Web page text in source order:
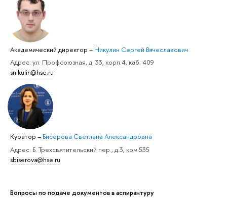
Академический директор – Никулин Сергей Вячеславович
Адрес: ул. Профсоюзная, д. 33, корп.4, каб. 409
snikulin@hse.ru
Куратор – Бисерова Светлана Александровна
Адрес: Б. Трехсвятительский пер., д.3, ком.535
sbiserova@hse.ru
Вопросы по подаче документов в аспирантуру